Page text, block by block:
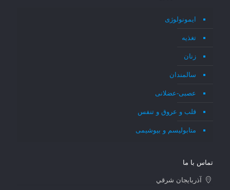
ایمونولوژی
تغذیه
زنان
سالمندان
عصبی-عضلانی
قلب و عروق و تنفس
متابولیسم و بیوشیمی
تماس با ما
آذربايجان شرقي